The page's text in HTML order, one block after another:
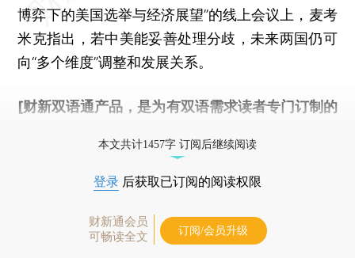
博弈下的美国选举与经济展望”的线上会议上，麦考
米克指出，若中美能妥善处理分歧，未来两国仍可
向“多个维度”调整和发展关系。
[财新双语通产品，是为有双语需求读者专门订制的
本文共计1457字 订阅后继续阅读
登录 后获取已订阅的阅读权限
财新通会员
可畅读全文
订阅/会员升级